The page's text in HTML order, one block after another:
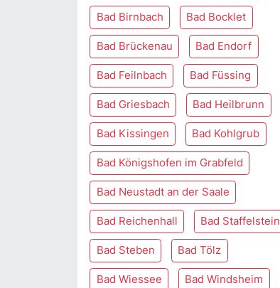
Bad Birnbach Bad Bocklet
Bad Brückenau Bad Endorf
Bad Feilnbach Bad Füssing
Bad Griesbach Bad Heilbrunn
Bad Kissingen Bad Kohlgrub
Bad Königshofen im Grabfeld
Bad Neustadt an der Saale
Bad Reichenhall Bad Staffelstein
Bad Steben Bad Tölz
Bad Wiessee Bad Windsheim